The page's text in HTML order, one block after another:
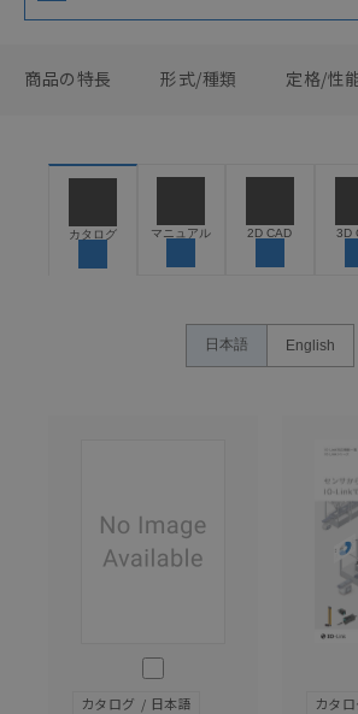
商品の特長 形式/種類 定格/性
カタログ マニュアル 2D CAD 3D
日本語 English
このカタログを選択
カタログ 日本語 カタロ